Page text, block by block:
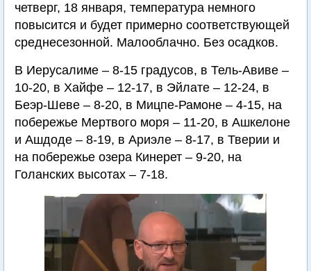
четверг, 18 января, температура немного
повысится и будет примерно соответствующей
среднесезонной. Малооблачно. Без осадков.
В Иерусалиме – 8-15 градусов, в Тель-Авиве –
10-20, в Хайфе – 12-17, в Эйлате – 12-24, в
Беэр-Шеве – 8-20, в Мицпе-Рамоне – 4-15, на
побережье Мертвого моря – 11-20, в Ашкелоне
и Ашдоде – 8-19, в Ариэле – 8-17, в Тверии и
на побережье озера Кинерет – 9-20, на
Голанских высотах – 7-18.